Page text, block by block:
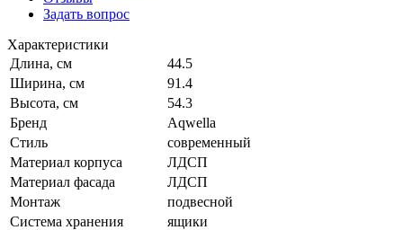
Задать вопрос
Характеристики
Длина, см
44.5
Ширина, см
91.4
Высота, см
54.3
Бренд
Aqwella
Стиль
современный
Материал корпуса
ЛДСП
Материал фасада
ЛДСП
Монтаж
подвесной
Система хранения
ящики